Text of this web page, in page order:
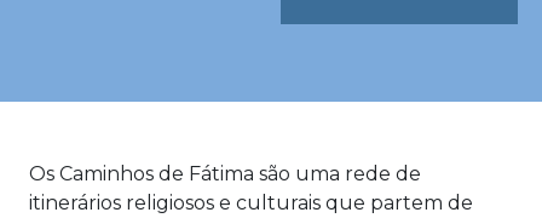
Os Caminhos de Fátima são uma rede de
itinerários religiosos e culturais que partem de